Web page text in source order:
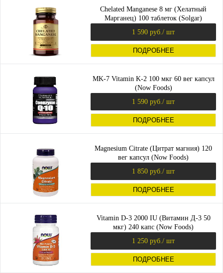
Chelated Manganese 8 мг (Хелатный
Марганец) 100 таблеток (Solgar)
1 590 руб. / шт
ПОДРОБНЕЕ
MK-7 Vitamin K-2 100 мкг 60 вег капсул
(Now Foods)
1 590 руб. / шт
ПОДРОБНЕЕ
Magnesium Citrate (Цитрат магния) 120
вег капсул (Now Foods)
1 850 руб. / шт
ПОДРОБНЕЕ
Vitamin D-3 2000 IU (Витамин Д-3 50
мкг) 240 капс (Now Foods)
1 250 руб. / шт
ПОДРОБНЕЕ